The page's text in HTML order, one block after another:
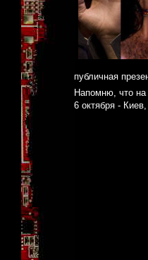
публичная
Напомню, что на
6 октября -